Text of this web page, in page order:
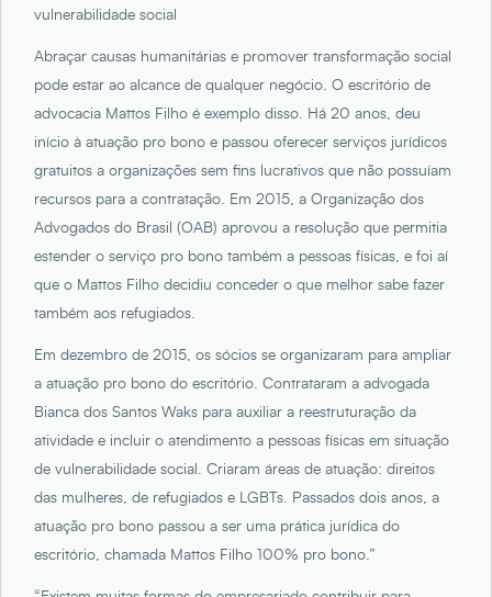
vulnerabilidade social
Abraçar causas humanitárias e promover transformação social
pode estar ao alcance de qualquer negócio. O escritório de
advocacia Mattos Filho é exemplo disso. Há 20 anos, deu
início à atuação pro bono e passou oferecer serviços jurídicos
gratuitos a organizações sem fins lucrativos que não possuíam
recursos para a contratação. Em 2015, a Organização dos
Advogados do Brasil (OAB) aprovou a resolução que permitia
estender o serviço pro bono também a pessoas físicas, e foi aí
que o Mattos Filho decidiu conceder o que melhor sabe fazer
também aos refugiados.
Em dezembro de 2015, os sócios se organizaram para ampliar
a atuação pro bono do escritório. Contrataram a advogada
Bianca dos Santos Waks para auxiliar a reestruturação da
atividade e incluir o atendimento a pessoas físicas em situação
de vulnerabilidade social. Criaram áreas de atuação: direitos
das mulheres, de refugiados e LGBTs. Passados dois anos, a
atuação pro bono passou a ser uma prática jurídica do
escritório, chamada Mattos Filho 100% pro bono.”